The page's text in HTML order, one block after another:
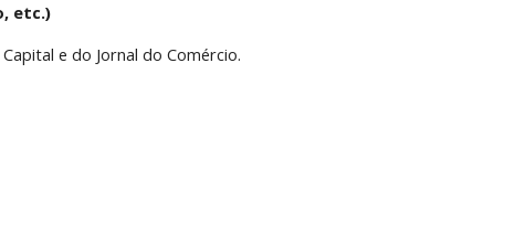
etc.)
e do Jornal do Comércio.